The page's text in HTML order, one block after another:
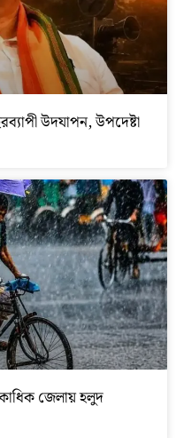
উদযাপন, উপদেষ্টা
জেলায় হলুদ